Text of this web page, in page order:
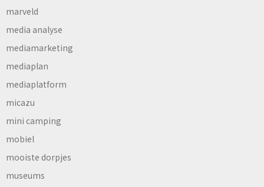
marveld
media analyse
mediamarketing
mediaplan
mediaplatform
micazu
mini camping
mobiel
mooiste dorpjes
museums